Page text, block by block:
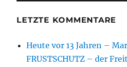
LETZTE KOMMENTARE
Heute vor 13 Jahren –
FRUSTSCHUTZ – der